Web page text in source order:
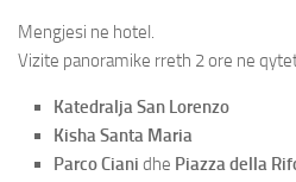
Mengjesi ne hotel.
Vizite panoramike rreth 2 ore ne
Katedralja San Lorenzo
Kisha Santa Maria
Parco Ciani dhe Piazza della